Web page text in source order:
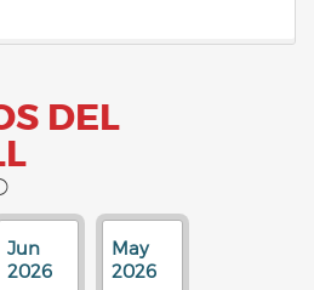
DEL
Jun
2026
May
2026